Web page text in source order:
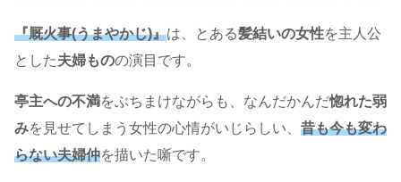
『厩火事(うまやかじ)』は、とある髪結いの女性を主人公
とした夫婦ものの演目です。
亭主への不満をぶちまけながらも、なんだかんだ惚れた弱
みを見せてしまう女性の心情がいじらしい、 昔も今も変わ
らない夫婦仲を描いた噺です。